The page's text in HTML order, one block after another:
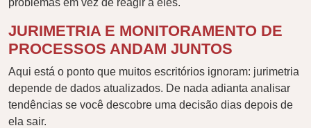
JURIMETRIA E MONITORAMENTO DE
PROCESSOS ANDAM JUNTOS
Aqui está o ponto que muitos escritórios ignoram: jurimetria
depende de dados atualizados. De nada adianta analisar
tendências se você descobre uma decisão dias depois de
ela sair.